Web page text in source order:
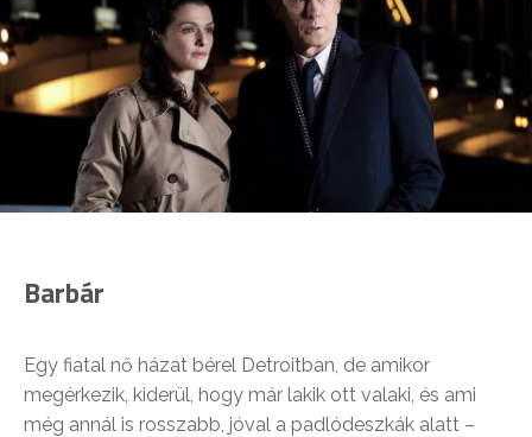
Barbár
Egy fiatal nő házat bérel Detroitban, de amikor
megérkezik, kiderül, hogy már lakik ott valaki, és ami
még annál is rosszabb, jóval a padlódeszkák alatt –